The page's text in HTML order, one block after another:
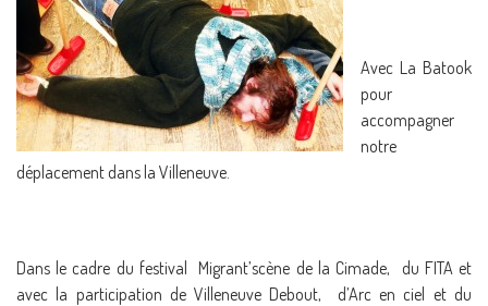
Avec La Batook
pour
accompagner
notre
déplacement dans la Villeneuve.
Dans le cadre du festival Migrant’scène de la Cimade, du FITA et
avec la participation de Villeneuve Debout, d’Arc en ciel et du